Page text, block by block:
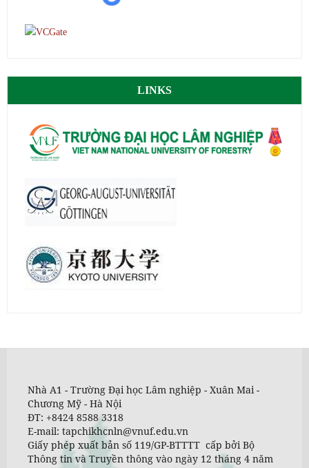
LINKS
Nhà A1 - Trường Đại học Lâm nghiệp - Xuân Mai -
Chương Mỹ - Hà Nội
ĐT: +8424 8588 3318
E-mail: tapchikhcnln@vnuf.edu.vn
Giấy phép xuất bản số 119/GP-BTTTT cấp bởi Bộ
Thông tin và Truyền thông vào ngày 12 tháng 4 năm